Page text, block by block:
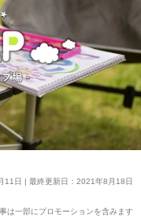
11日 | 最終更新日：2021年8月18日
は一部にプロモーションを含みます